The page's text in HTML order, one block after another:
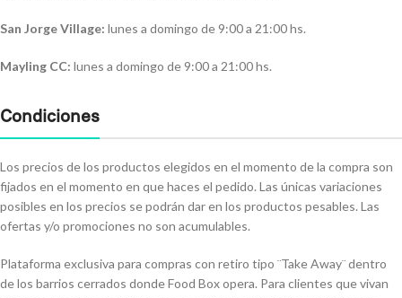
San Jorge Village: lunes a domingo de 9:00 a 21:00 hs.
Mayling CC: lunes a domingo de 9:00 a 21:00 hs.
Condiciones
Los precios de los productos elegidos en el momento de la compra son
fijados en el momento en que haces el pedido. Las únicas variaciones
posibles en los precios se podrán dar en los productos pesables. Las
ofertas y/o promociones no son acumulables.
Plataforma exclusiva para compras con retiro tipo ¨Take Away¨ dentro
de los barrios cerrados donde Food Box opera. Para clientes que vivan